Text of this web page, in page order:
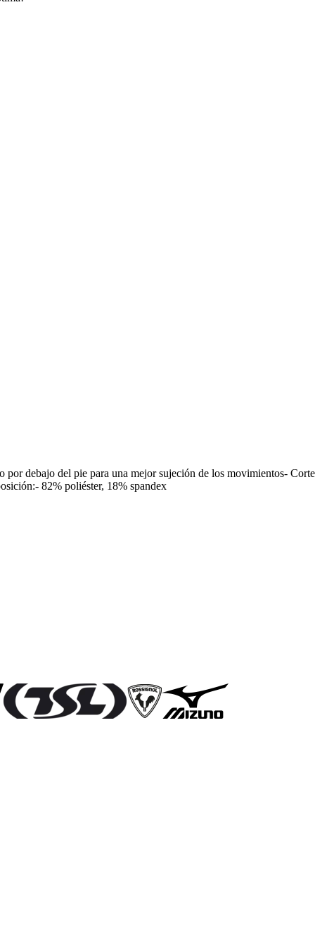
debajo del pie para una mejor sujeción de los movimientos- Corte
82% poliéster, 18% spandex